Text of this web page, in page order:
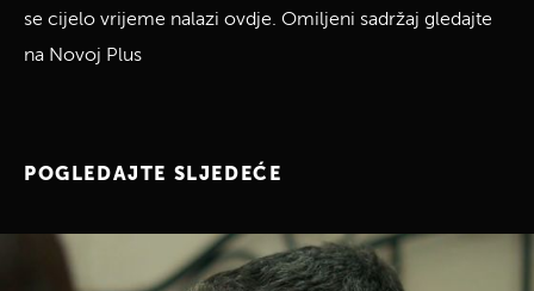
se cijelo vrijeme nalazi ovdje. Omiljeni sadržaj gledajte
na Novoj Plus
POGLEDAJTE SLJEDEĆE